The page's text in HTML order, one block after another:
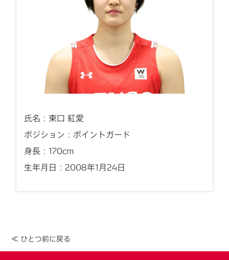
氏名：東口 紅愛
ポジション：ポイントガード
身長：170cm
生年月日：2008年1月24日
≪ ひとつ前に戻る